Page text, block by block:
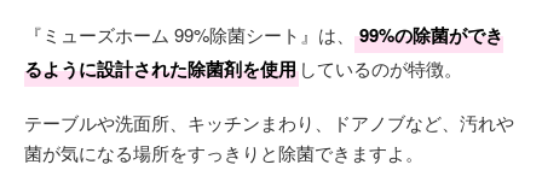
『ミューズホーム 99%除菌シート』は、
99%の除菌ができ
るように設計された除菌剤を使用 しているのが特徴。
テーブルや洗面所、キッチンまわり、ドアノブなど、汚れや
菌が気になる場所をすっきりと除菌できますよ。